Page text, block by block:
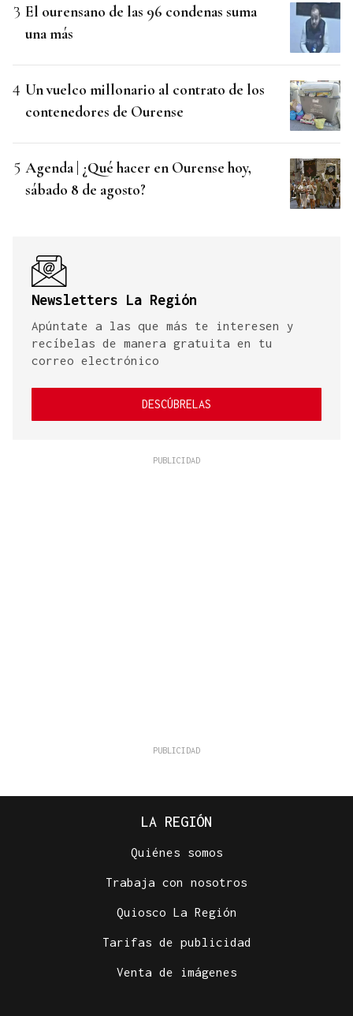
El ourensano de las 96 condenas suma
una más
Un vuelco millonario al contrato de los
contenedores de Ourense
Agenda | ¿Qué hacer en Ourense hoy,
sábado 8 de agosto?
Newsletters La Región
Apúntate a las que más te interesen y
recíbelas de manera gratuita en tu
correo electrónico
DESCÚBRELAS
LA REGIÓN
Quiénes somos
Trabaja con nosotros
Quiosco La Región
Tarifas de publicidad
Venta de imágenes